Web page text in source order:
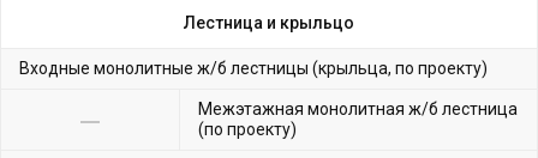
Лестница и крыльцо
Входные монолитные ж/б лестницы (крыльца, по проекту)
Межэтажная монолитная ж/б лестница
(по проекту)